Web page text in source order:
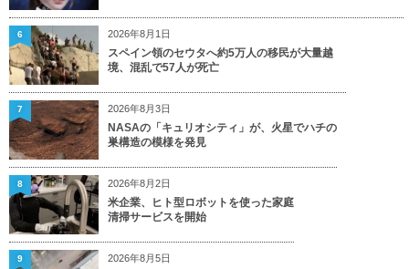
2026年8月1日
スペイン領のセウタへ約5万人の移民が大量越
境、混乱で57人が死亡
6
2026年8月3日
NASAの「キュリオシティ」が、火星でハチの
巣構造の模様を発見
7
2026年8月2日
米企業、ヒト型ロボットを使った家庭
清掃サービスを開始
8
2026年8月5日
9